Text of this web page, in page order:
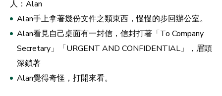
人：Alan
Alan手上拿著幾份文件之類東西，慢慢的步回辦公室。
Alan看見自己桌面有一封信，信封打著「To Company
Secretary」「URGENT AND CONFIDENTIAL」，眉頭
深鎖著
Alan覺得奇怪，打開來看。